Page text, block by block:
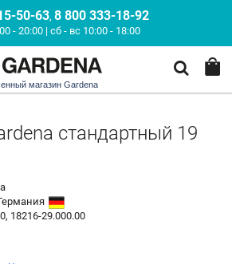
50-63, 8 800 333-18-92
- 20:00 | сб - вс 10:00 - 18:00
магазин Gardena
стандартный 19
18216-29.000.00